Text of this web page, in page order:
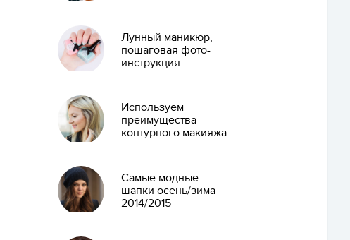
Лунный маникюр,
пошаговая фото-
инструкция
Используем
преимущества
контурного макияжа
Самые модные
шапки осень/зима
2014/2015